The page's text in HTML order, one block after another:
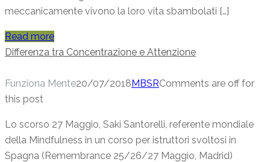
meccanicamente vivono la loro vita sbambolati […]
Read more
Differenza tra Concentrazione e Attenzione
Funziona Mente20/07/2018MBSRComments are off for
this post
Lo scorso 27 Maggio, Saki Santorelli, referente mondiale
della Mindfulness in un corso per istruttori svoltosi in
Spagna (Remembrance 25/26/27 Maggio, Madrid)